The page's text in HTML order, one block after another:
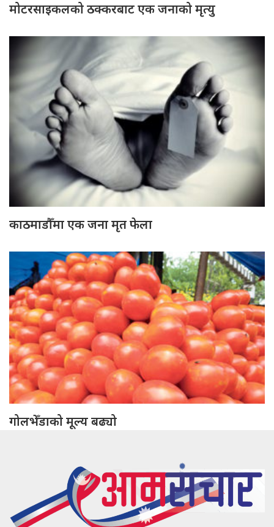
मोटरसाइकलको ठक्करबाट एक जनाको मृत्यु
काठमाडौँमा एक जना मृत फेला
गोलभेँडाको मूल्य बढ्यो